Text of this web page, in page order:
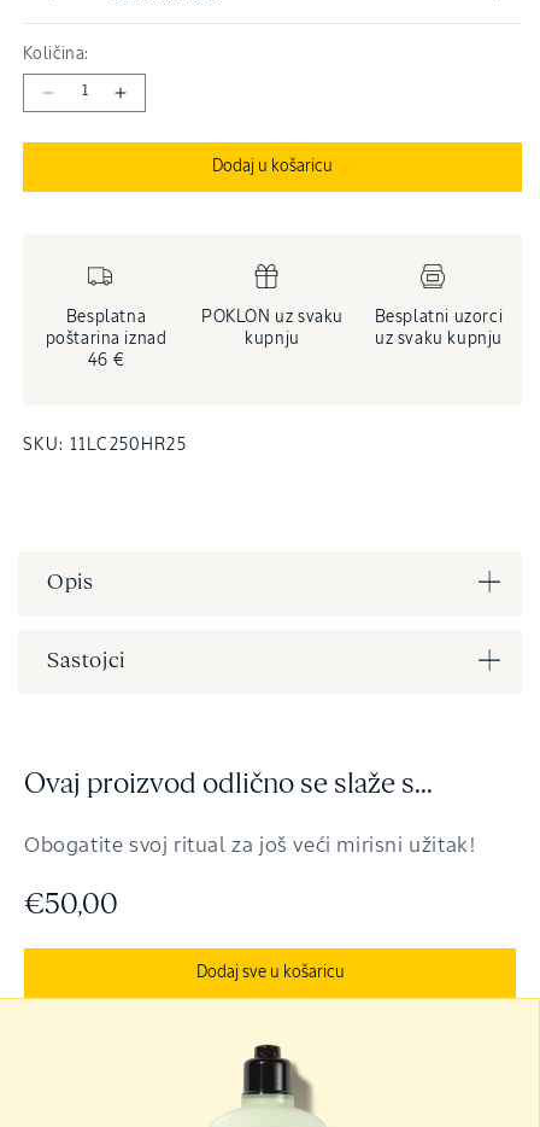
Količina:
Smanji
mlijeko
Ortie
Povećaj
Parfemsko
mlijeko
Dodaj u košaricu
Besplatna
poštarina iznad
46 €
POKLON uz svaku
kupnju
Besplatni uzorci
uz svaku kupnju
SKU: INVENTARNA
11LC250HR25
Opis
Sastojci
Ovaj proizvod odlično se slaže s...
Obogatite svoj ritual za još veći mirisni užitak!
€50,00
Dodaj sve u košaricu